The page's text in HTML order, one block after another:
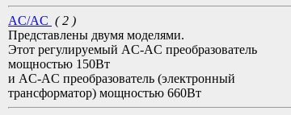
AC/AC ( 2 )
Представлены двумя моделями.
Этот регулируемый AC-AC преобразователь
мощностью 150Вт
и AC-AC преобразователь (электронный
трансформатор) мощностью 660Вт